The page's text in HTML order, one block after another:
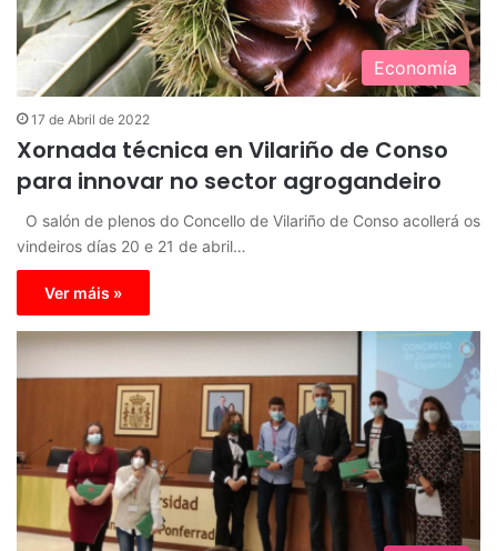
Economía
17 de Abril de 2022
Xornada técnica en Vilariño de Conso
para innovar no sector agrogandeiro
O salón de plenos do Concello de Vilariño de Conso acollerá os
vindeiros días 20 e 21 de abril…
Ver máis »